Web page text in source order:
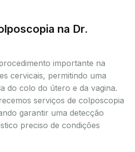
na Dr.
importante na
cervicais, permitindo uma
do colo do útero e da vagina.
serviços de colposcopia
garantir uma detecção
preciso de condições